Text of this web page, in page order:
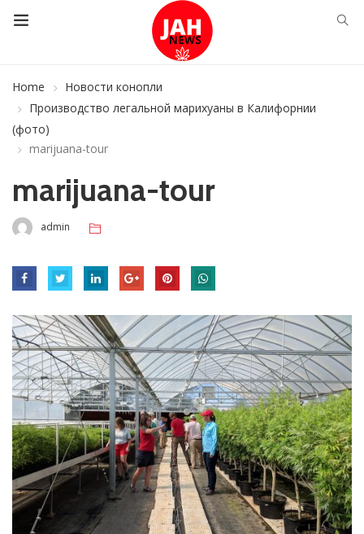
Home
Новости конопли
Производство легальной марихуаны в Калифорнии
(фото)
marijuana-tour
marijuana-tour
admin